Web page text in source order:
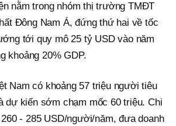
nằm trong nhóm thị trường TMĐT
Đông Nam Á, đứng thứ hai về tốc
tới quy mô 25 tỷ USD vào năm
khoảng 20% GDP.
Nam có khoảng 57 triệu người tiêu
dự kiến sớm chạm mốc 60 triệu. Chi
- 285 USD/người/năm, đưa doanh